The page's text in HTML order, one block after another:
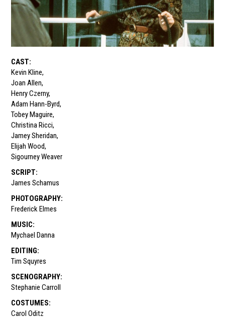
CAST:
Kevin Kline,
Joan Allen,
Henry Czerny,
Adam Hann-Byrd,
Tobey Maguire,
Christina Ricci,
Jamey Sheridan,
Elijah Wood,
Sigourney Weaver
SCRIPT:
James Schamus
PHOTOGRAPHY:
Frederick Elmes
MUSIC:
Mychael Danna
EDITING:
Tim Squyres
SCENOGRAPHY:
Stephanie Carroll
COSTUMES:
Carol Oditz